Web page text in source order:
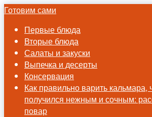
Готовим сами
Первые блюда
Вторые блюда
Салаты и закуски
Выпечка и десерты
Консервация
Как правильно варить кальмара,
получился нежным и сочным:
повар